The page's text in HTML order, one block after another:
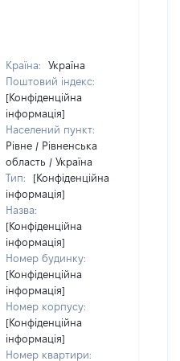
Країна:
Україна
Поштовий індекс:
[Конфіденційна
інформація]
Населений пункт:
Рівне / Рівненська
область / Україна
Тип:
[Конфіденційна
інформація]
Назва:
[Конфіденційна
інформація]
Номер будинку:
[Конфіденційна
інформація]
Номер корпусу:
[Конфіденційна
інформація]
Номер квартири: